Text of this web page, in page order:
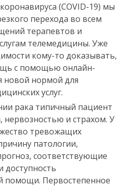
(COVID-19) мы
перехода во всем
терапевтов и
телемедицины. Уже
кому-то доказывать,
с помощью онлайн-
новой нормой для
услуг.
рака типичный пациент
нервозностью и страхом. У
тревожащих
патологии,
соответствующие
помощи. Первостепенное